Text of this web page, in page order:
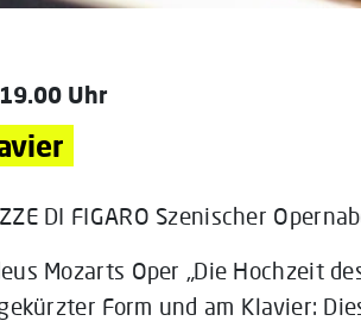
Uhr
DI FIGARO Szenischer
Mozarts Oper „Die Hochzeit
Form und am Klavier: